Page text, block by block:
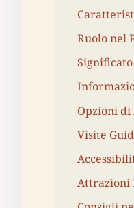
Ruolo nel
Opzioni di
Visite
Attrazioni